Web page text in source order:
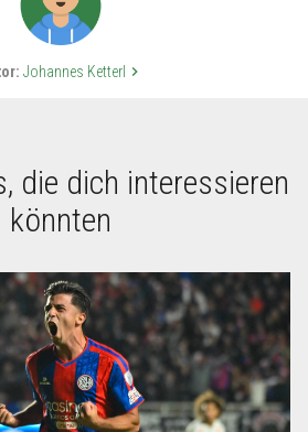
Johannes Ketterl keyboard_arrow_right
die dich interessieren
könnten